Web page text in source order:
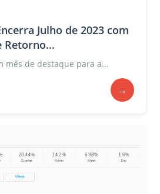
Julho de 2023 com
Retorno...
mês de destaque para a...
→